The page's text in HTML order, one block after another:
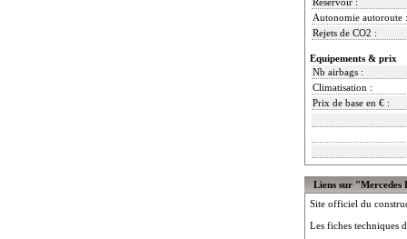
Autonomie autoroute :
Rejets de CO2 :
Equipements & prix
Nb airbags :
Climatisation :
Prix de base en € :
Liens sur "Mercedes
Site officiel du
Les fiches techniques